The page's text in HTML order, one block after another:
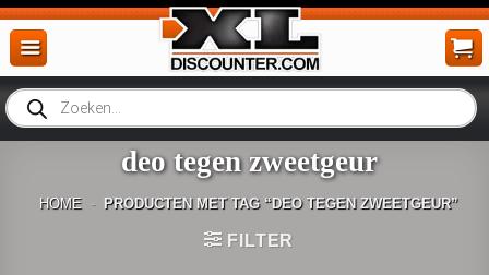
Ga
naar
inhoud
Producten
zoeken
deo tegen zweetgeur
HOME - PRODUCTEN MET TAG “DEO TEGEN ZWEETGEUR”
FILTER